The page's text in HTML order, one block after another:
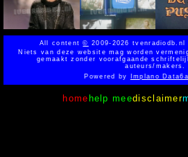
All content© 2009-2026
Niets van deze website mag worden
gemaakt zonder voorafgaande
auteurs/makers.
Powered by
Implano
home help meedisclaimer